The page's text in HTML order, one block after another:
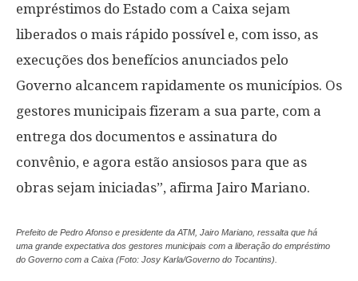
empréstimos do Estado com a Caixa sejam
liberados o mais rápido possível e, com isso, as
execuções dos benefícios anunciados pelo
Governo alcancem rapidamente os municípios. Os
gestores municipais fizeram a sua parte, com a
entrega dos documentos e assinatura do
convênio, e agora estão ansiosos para que as
obras sejam iniciadas”, afirma Jairo Mariano.
Prefeito de Pedro Afonso e presidente da ATM, Jairo Mariano, ressalta que há
uma grande expectativa dos gestores municipais com a liberação do empréstimo
do Governo com a Caixa (Foto: Josy Karla/Governo do Tocantins).